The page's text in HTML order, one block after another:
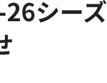
シーズ